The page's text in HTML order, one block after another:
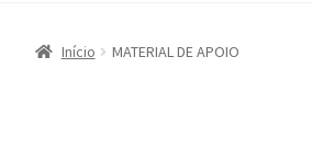
Início MATERIAL DE APOIO